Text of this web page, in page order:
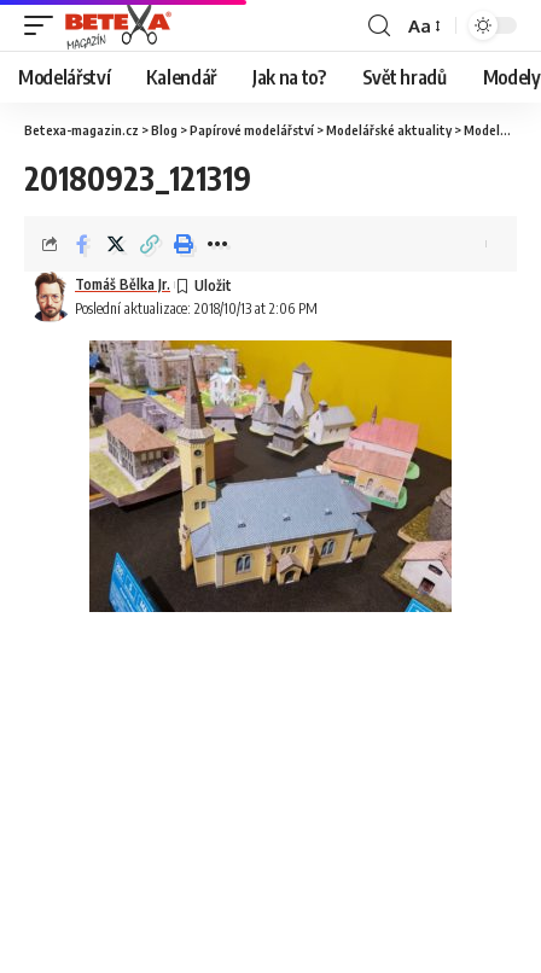
Aa
Modelářství Kalendář Jak na to? Svět hradů
Betexa-magazin.cz >Blog >Papírové modelářství >Modelářské aktuality>Modelářský svět 2018 – ohlédnutí
20180923_121319
Poslední aktualizace: 2018/10/13 at 2:06 PM
Tomáš Bělka Jr.